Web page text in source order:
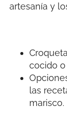
artesanía y
cocido
las
marisco.